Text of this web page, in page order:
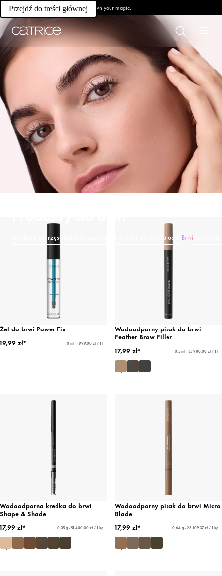
Przejdź do treści głównej Own your magic.
Maskary do rzęsCienie do powiek Eyelinery i kredki do oczu Brwi
Żel do brwi Power Fix
19,99 zł*
10 ml - 1999,00 zł / 1 l
Wodoodporny pisak do brwi
Feather Brow Filler
17,99 zł*
0,5 ml - 35 980,00 zł / 1 l
Wodoodporna kredka do brwi
Shape & Shade
17,99 zł*
0,35 g - 51 400,00 zł / 1 kg
Wodoodporny pisak do brwi Micro
Blade
17,99 zł*
0,64 g - 28 109,37 zł / 1 kg